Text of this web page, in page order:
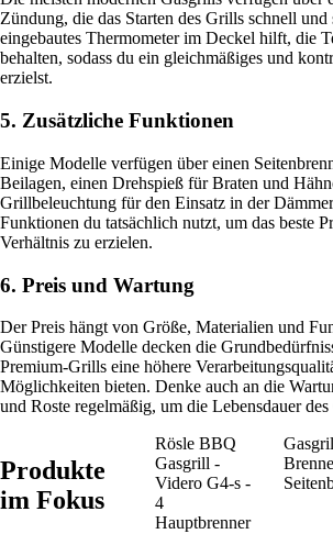
Zündung, die das Starten des Grills schnell und
eingebautes Thermometer im Deckel hilft, die
behalten, sodass du ein gleichmäßiges und
erzielst.
5. Zusätzliche Funktionen
Einige Modelle verfügen über einen
Beilagen, einen Drehspieß für Braten und
Grillbeleuchtung für den Einsatz in der
Funktionen du tatsächlich nutzt, um das beste
Verhältnis zu erzielen.
6. Preis und Wartung
Der Preis hängt von Größe, Materialien und
Günstigere Modelle decken die
Premium-Grills eine höhere
Möglichkeiten bieten. Denke auch an die
und Roste regelmäßig, um die Lebensdauer
Produkte
im Fokus
Rösle BBQ
Gasgrill -
Videro G4-s -
4
Hauptbrenner